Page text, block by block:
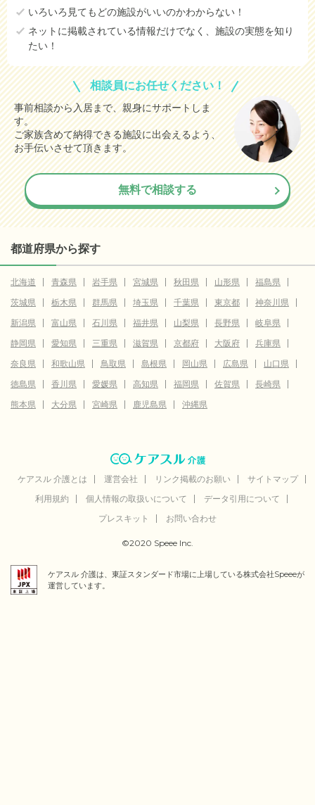
いろいろ見てもどの施設がいいのかわからない！
ネットに掲載されている情報だけでなく、施設の実態を知り
たい！
相談員にお任せください！
事前相談から入居まで、親身にサポートしま
す。
ご家族含めて納得できる施設に出会えるよう、
お手伝いさせて頂きます。
無料で相談する
都道府県から探す
北海道 青森県 岩手県 宮城県 秋田県 山形県
福島県
茨城県
栃木県 群馬県 埼玉県 千葉県 東京都
神奈川県
新潟県
富山県 石川県 福井県 山梨県 長野県
岐阜県
静岡県
愛知県 三重県 滋賀県 京都府 大阪府
兵庫県
奈良県
和歌山県 鳥取県 島根県 岡山県 広島県
山口県
徳島県
香川県 愛媛県 高知県 福岡県 佐賀県
長崎県
熊本県
大分県 宮崎県 鹿児島県 沖縄県
ケアスル 介護とは 運営会社 リンク掲載のお願い
サイトマップ
利用規約
個人情報の取扱いについて
データ引用について
プレスキット
お問い合わせ
©2020 Speee Inc.
ケアスル 介護は、東証スタンダード市場に上場している株式会社Speeeが
運営しています。